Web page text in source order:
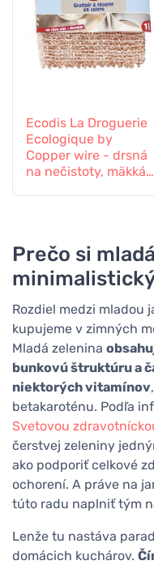
Ecodis La Droguerie
Ecologique by
Copper wire - drsná
na nečistoty, mäkká
Prečo si
Rozdiel medzi mladou
kupujeme v zimných
Mladá zelenina
bunkovú štruktúru a
niektorých vitamínov
betakaroténu. Podľa
Svetovou
čerstvej zeleniny
ako podporiť celkové
ochorení. A práve na
túto radu naplniť tým
Lenže tu nastáva
domácich kuchárov.